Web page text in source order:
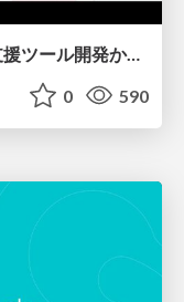
【CEDEC2026】コードレビュー支援ツール開発から学ぶ：LLMを用いた業務システムの実践的な運用設計と誤出力対策
0 590